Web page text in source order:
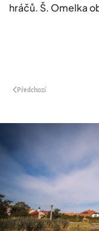
hráčů. Š. Omelka
Předchozí